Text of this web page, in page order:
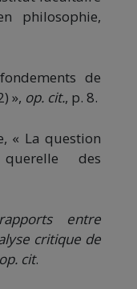
philosophie,
de
», op. cit., p. 8.
« La question
des
entre
critique de
op. cit.